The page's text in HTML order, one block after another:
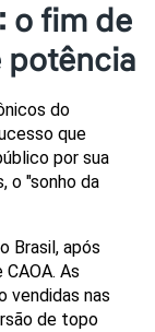
o fim de
potência
do
que
por sua
o "sonho da
Brasil, após
As
vendidas nas
de topo